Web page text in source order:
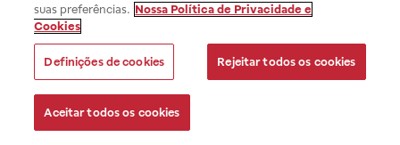
suas preferências. Nossa Política de Privacidade e
Cookies
Definições de cookies Rejeitar todos os cookies
Aceitar todos os cookies